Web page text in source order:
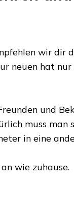
wir dir
neuen hat nur
und
muss man
in eine
wie zuhause.